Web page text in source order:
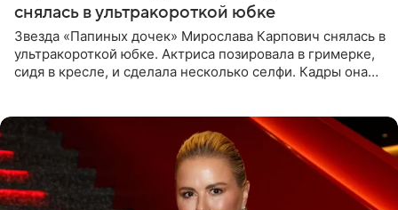
снялась в ультракороткой юбке
Звезда «Папиных дочек» Мирослава Карпович снялась в
ультракороткой юбке. Актриса позировала в гримерке,
сидя в кресле, и сделала несколько селфи. Кадры она